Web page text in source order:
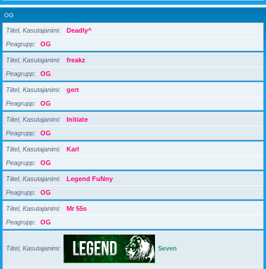
OG
Tiitel, Kasutajanimi
Deadly^
Peagrupp
OG
Tiitel, Kasutajanimi
freakz
Peagrupp
OG
Tiitel, Kasutajanimi
gert
Peagrupp
OG
Tiitel, Kasutajanimi
Initiate
Peagrupp
OG
Tiitel, Kasutajanimi
Karl
Peagrupp
OG
Tiitel, Kasutajanimi
Legend FuNny
Peagrupp
OG
Tiitel, Kasutajanimi
Mr 55s
Peagrupp
OG
Tiitel, Kasutajanimi Seven